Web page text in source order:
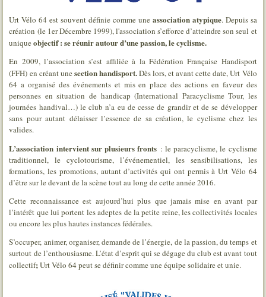
Urt Vélo 64 est souvent définie comme une association atypique. Depuis sa
création (le 1er Décembre 1999), l'association s’efforce d’atteindre son seul et
uniqueobjectif : se réunir autour d’une passion, le cyclisme.
En 2009, l’association s’est affiliée à la Fédération Française Handisport
(FFH) en créant unesection handisport.Dès lors, et avant cette date, Urt Vélo
64 a organisé des événements et mis en place des actions en faveur des
personnes en situation de handicap (International Paracyclisme Tour, les
journées handival…) le club n’a eu de cesse de grandir et de se développer
sans pour autant délaisser l’essence de sa création, le cyclisme chez les
valides.
L’association intervient sur plusieurs fronts : le paracyclisme, le cyclisme
traditionnel, le cyclotourisme, l’événementiel, les sensibilisations, les
formations, les promotions, autant d’activités qui ont permis à Urt Vélo 64
d’être sur le devant de la scène tout au long de cette année 2016.
Cette reconnaissance est aujourd’hui plus que jamais mise en avant par
l’intérêt que lui portent les adeptes de la petite reine, les collectivités locales
ou encore les plus hautes instances fédérales.
S’occuper, animer, organiser, demande de l’énergie, de la passion, du temps et
surtout de l’enthousiasme. L’état d’esprit qui se dégage du club est avant tout
collectif;Urt Vélo 64 peut se définir comme une équipe solidaire et unie.